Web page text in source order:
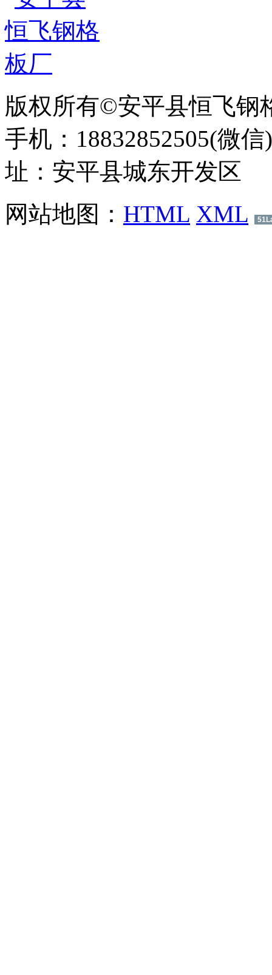
版权所有©安平县恒飞钢
手机：18832852505(微
址：安平县城东开发区
网站地图： HTML XML